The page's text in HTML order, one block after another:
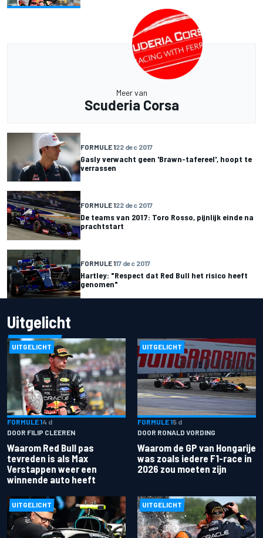
Meer van
Scuderia Corsa
FORMULE 122 dec 2017
Gasly verwacht geen 'Brawn-tafereel', hoopt te
verrassen
FORMULE 122 dec 2017
De teams van 2017: Toro Rosso, pijnlijk einde na
prachtstart
FORMULE 117 dec 2017
Hartley: "Respect dat Red Bull het risico heeft
genomen"
Uitgelicht
UITGELICHT
FORMULE 14 d
DOOR FILIP CLEEREN
Waarom Red Bull pas
tevreden is als Max
Verstappen weer een
winnende auto heeft
UITGELICHT
FORMULE 15 d
DOOR RONALD VORDING
Waarom de GP van Hongarije
was zoals iedere F1-race in
2026 zou moeten zijn
UITGELICHT UITGELICHT